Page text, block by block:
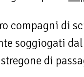
compagni di
soggiogati
di